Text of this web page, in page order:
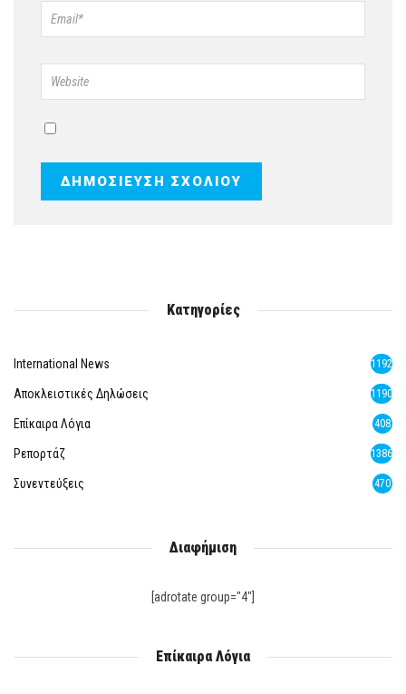
Κατηγορίες
International News 1192
Αποκλειστικές Δηλώσεις 1190
Επίκαιρα Λόγια 408
Ρεπορτάζ 1386
Συνεντεύξεις 470
Διαφήμιση
[adrotate group="4"]
Επίκαιρα Λόγια